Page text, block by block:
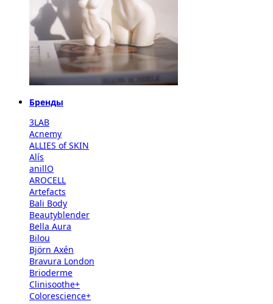
Бренды
3LAB
Acnemy
ALLIES of SKIN
Alís
anillO
AROCELL
Artefacts
Bali Body
Beautyblender
Bella Aura
Bilou
Björn Axén
Bravura London
Brioderme
Clinisoothe+
Colorescience+